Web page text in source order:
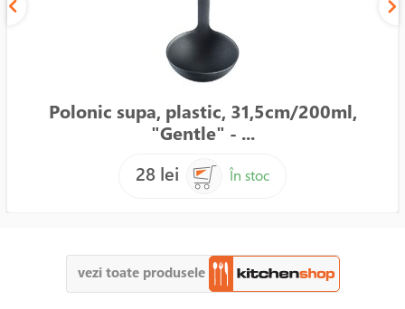
Polonic supa, plastic, 31,5cm/200ml,
"Gentle" - ...
28 lei
În stoc
vezi toate produsele